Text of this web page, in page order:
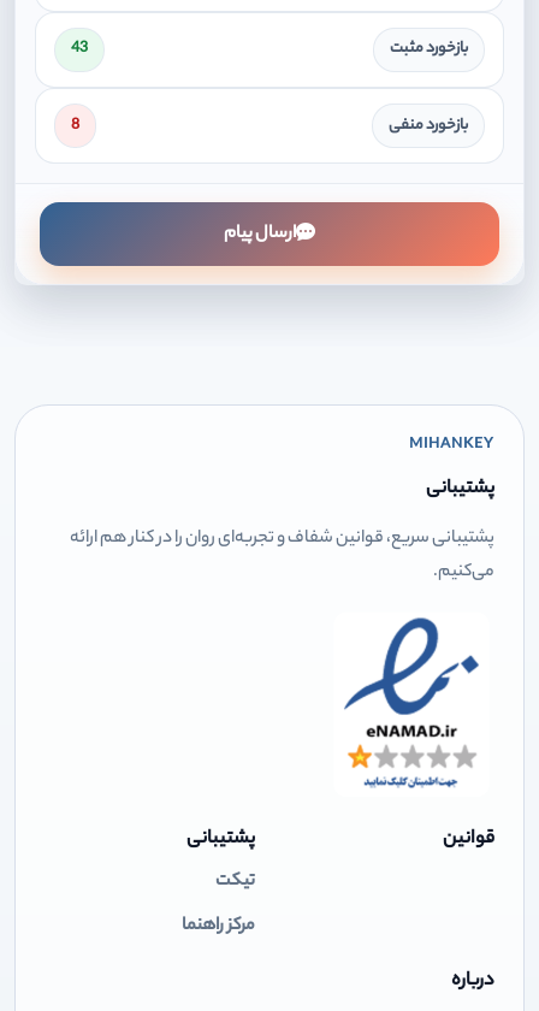
بازخورد مثبت 43
بازخورد منفی 8
ارسال پیام
MIHANKEY
پشتیبانی
پشتیبانی سریع، قوانین شفاف و تجربه‌ای روان را در کنار هم ارائه
می‌کنیم.
قوانین پشتیبانی
تیکت
مرکز راهنما
درباره